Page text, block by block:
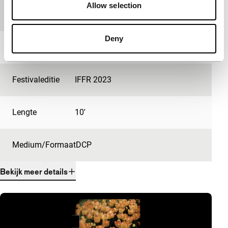
Allow selection
Deny
Festivaleditie IFFR 2023
Lengte 10'
Medium/FormaatDCP
Bekijk meer details